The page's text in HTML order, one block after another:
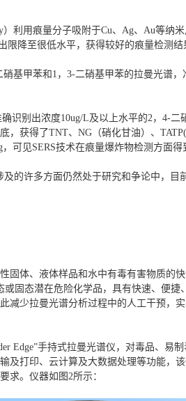
）利用痕量分子吸附于Cu、Ag、Au等
限降至很低水平，获得较好的痕量检测结
基甲苯和1，3-二硝基甲苯的拉曼光谱
识别出浓度10ug/L及以上水平的2，4-二
，获得了TNT、NG（硝化甘油）、
可见SERS技术在痕量爆炸物检测方面得
的许多方面仍然处于研究和争论中，目
固体、液体样品和水中有毒有害物质的
固态潜在危险化学品，具有快速、便
减少拉曼光谱分析过程中的人工干预，
Edge”手持式拉曼光谱仪，对毒品、易
及打印、云计算及大数据处理等功能，
求。仪器如图2所示：